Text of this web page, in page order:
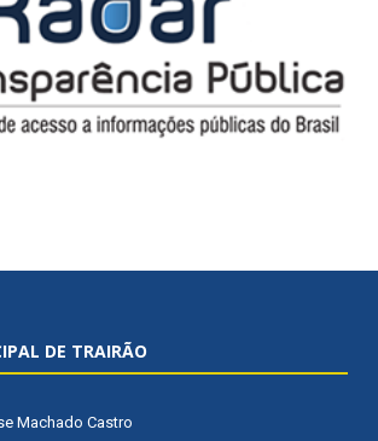
DE TRAIRÃO
Machado Castro